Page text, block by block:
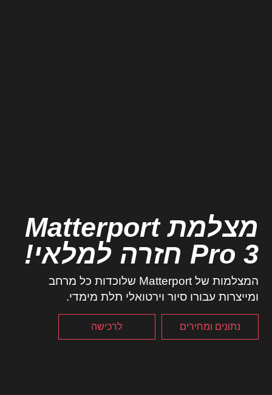
מצלמת Matterport
Pro 3 חזרה למלאי!
המצלמות של Matterport שלוכדות כל מרחב
ומייצרות עבורו סיור וירטואלי תלת מימדי.
נתונים ומחירים לרכישה